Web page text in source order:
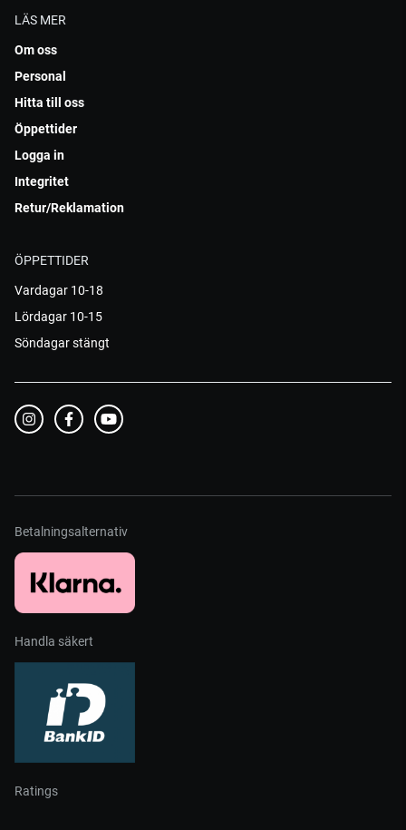
LÄS MER
Om oss
Personal
Hitta till oss
Öppettider
Logga in
Integritet
Retur/Reklamation
ÖPPETTIDER
Vardagar 10-18
Lördagar 10-15
Söndagar stängt
Betalningsalternativ
Handla säkert
Ratings